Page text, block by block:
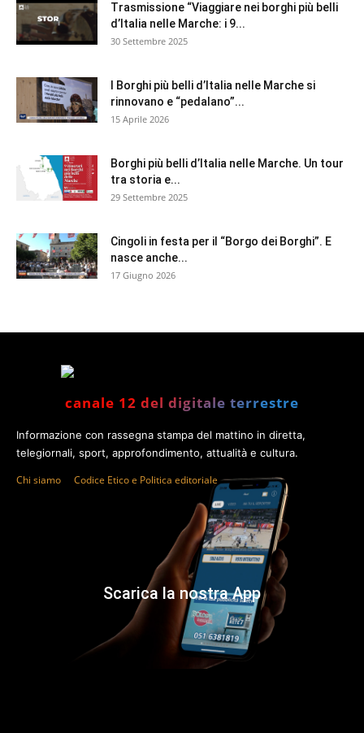
Trasmissione “Viaggiare nei borghi più belli
d’Italia nelle Marche: i 9...
30 Settembre 2025
I Borghi più belli d’Italia nelle Marche si
rinnovano e “pedalano”...
15 Aprile 2026
Borghi più belli d’Italia nelle Marche. Un tour
tra storia e...
29 Settembre 2025
Cingoli in festa per il “Borgo dei Borghi”. E
nasce anche...
17 Giugno 2026
canale 12 del digitale terrestre
Informazione con rassegna stampa del mattino in diretta,
telegiornali, sport, approfondimento, attualità e cultura.
Chi siamo Codice Etico e Politica editoriale
Scarica la nostra App